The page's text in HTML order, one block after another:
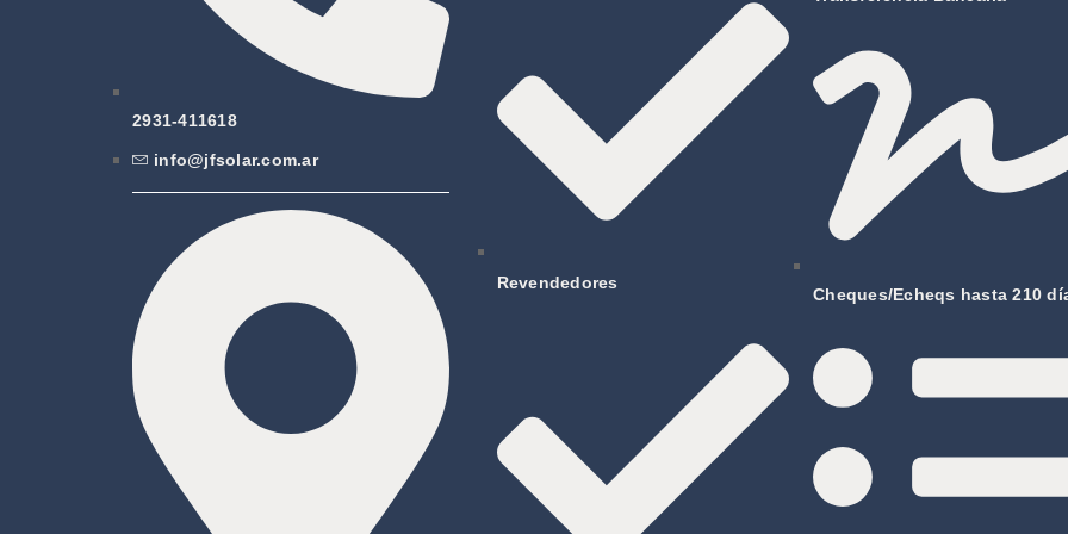
2931-411618
info@jfsolar.com.ar
Revendedores
Cheques/Echeqs hasta 210